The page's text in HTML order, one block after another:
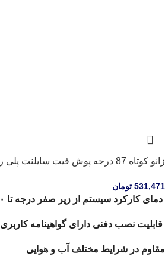
زانو کوتاه 87 درجه پوش فیت سایلنت پلی ران
531,471 تومان
دمای کارکرد سیستم از زیر صفر درجه تا ۸۰ درجه
قابلیت نصب دفنی دارای گواهینامه کاربری BD
مقاوم در شرایط مختلف آب و هوایی